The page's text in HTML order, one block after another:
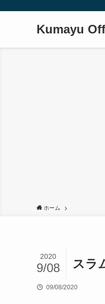
Kumayu
ホーム
スラ
2020
9/08
09/08/2020